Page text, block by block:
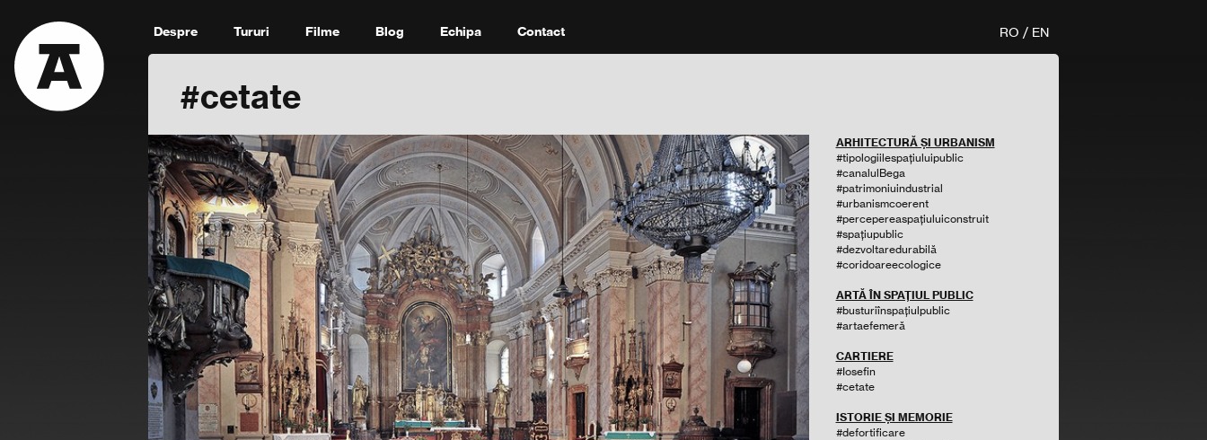
Despre Tururi Filme Blog Echipa Contact RO / EN
#cetate
ARHITECTURĂ ȘI URBANISM
#tipologiilespațiuluipublic
#canalulBega
#patrimoniuindustrial
#urbanismcoerent
#percepereaspațiuluiconstruit
#spațiupublic
#dezvoltaredurabilă
#coridoareecologice
ARTĂ ÎN SPAȚIUL PUBLIC
#busturiînspațiulpublic
#artaefemeră
CARTIERE
#Iosefin
#cetate
ISTORIE ȘI MEMORIE
#defortificare